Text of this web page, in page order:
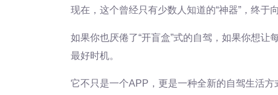
现在，这个曾经只有少数人知道的“神器”，终于
如果你也厌倦了“开盲盒”式的自驾，如果你想
最好时机。
它不只是一个APP，更是一种全新的自驾生活方